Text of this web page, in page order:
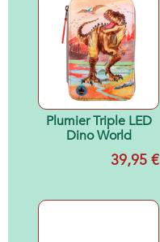
Plumier Triple LED
Dino World
39,95 €